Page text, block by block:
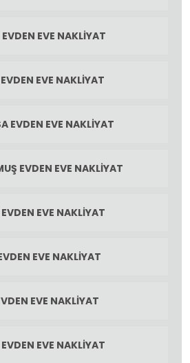
EVDEN EVE NAKLIYAT
EVE NAKLIYAT
EVDEN EVE NAKLIYAT
EVDEN EVE NAKLIYAT
EVE NAKLIYAT
EVE NAKLIYAT
EVE NAKLIYAT
EVE NAKLIYAT